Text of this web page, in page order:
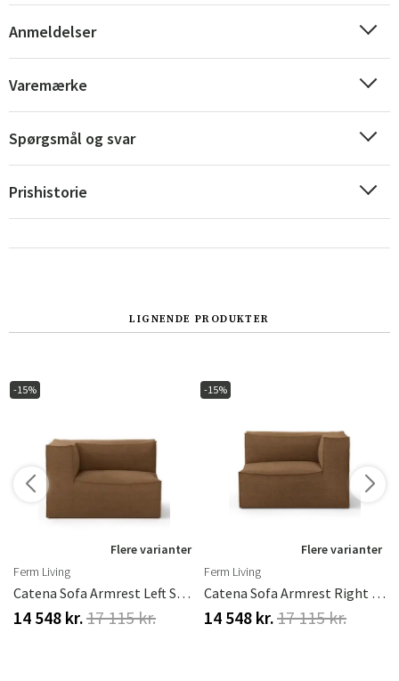
Norge
Suomi
Anmeldelser
Varemærke
Spørgsmål og svar
Prishistorie
LIGNENDE PRODUKTER
-15%
Flere varianter
Ferm Living
Catena Sofa Armrest Left S400 - Hot Madison - Smoked Chocolate
14 548 kr.17 115 kr.
-15%
Flere varianter
Ferm Living
Catena Sofa Armrest Right S401 - Hot Madison - Sugar Kelp
14 548 kr.17 115 kr.